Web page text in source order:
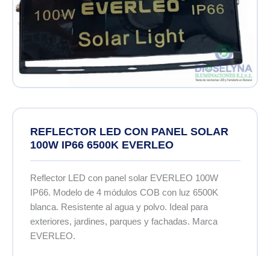
REFLECTOR LED CON PANEL SOLAR
100W IP66 6500K EVERLEO
Reflector LED con panel solar EVERLEO 100W
IP66. Modelo de 4 módulos COB con luz 6500K
blanca. Resistente al agua y polvo. Ideal para
exteriores, jardines, parques y fachadas. Marca
EVERLEO.